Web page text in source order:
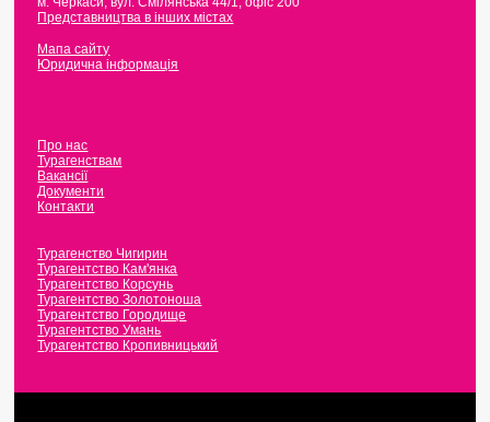
Представництва в інших містах
Мапа сайту
Юридична інформація
Про нас
Турагенствам
Вакансії
Документи
Контакти
Турагенство Чигирин
Турагентство Кам'янка
Турагентство Корсунь
Турагентство Золотоноша
Турагентство Городище
Турагентство Умань
Турагентство Кропивницький